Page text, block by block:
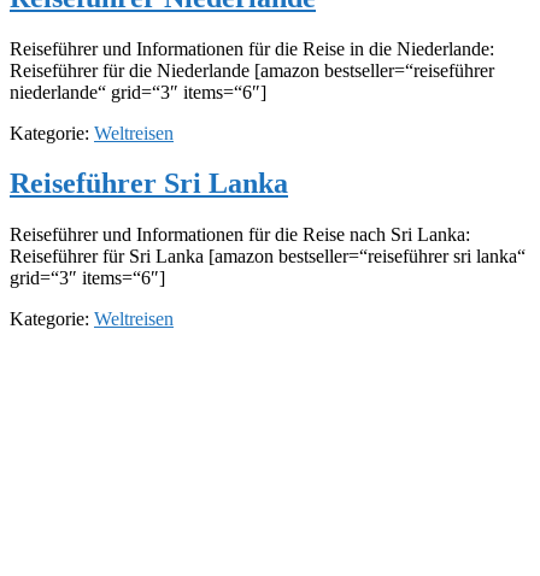
Reiseführer und Informationen für die Reise in die Niederlande:
Reiseführer für die Niederlande [amazon bestseller=“reiseführer
niederlande“ grid=“3″ items=“6″]
Kategorie: Weltreisen
Reiseführer Sri Lanka
Reiseführer und Informationen für die Reise nach Sri Lanka:
Reiseführer für Sri Lanka [amazon bestseller=“reiseführer sri lanka“
grid=“3″ items=“6″]
Kategorie: Weltreisen